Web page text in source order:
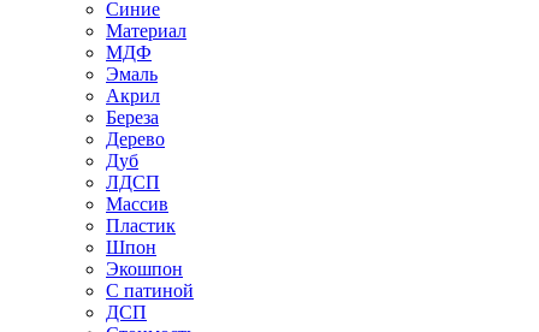
Синие
Материал
МДФ
Эмаль
Акрил
Береза
Дерево
Дуб
ЛДСП
Массив
Пластик
Шпон
Экошпон
С патиной
ДСП